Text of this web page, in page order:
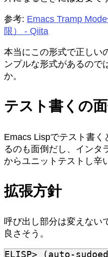
参考: Emacs Tramp
限） - Qiita
本当にこの形式で正し
ンプルな形式があるので
か。
テスト書くの
Emacs Lispでテスト書
るのも面倒だし、インタ
からユニットテストし辛
拡張方針
呼び出し部分は変えない
良さそう。
ELISP> (auto-